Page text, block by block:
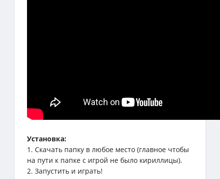
Установка:
1. Скачать папку в любое место (главное чтобы
на пути к папке с игрой не было кириллицы).
2. Запустить и играть!